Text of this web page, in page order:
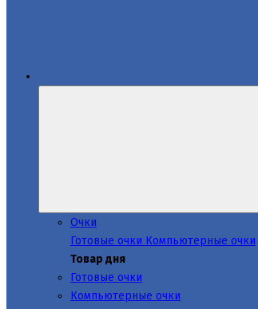
Очки
Готовые очки Компьютерные очки
Товар дня
Готовые очки
Компьютерные очки